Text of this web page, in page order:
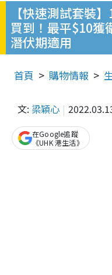
【快速測試套裝
買到！最平$10獲
潛伏期適用
首頁 購物情報
文: 梁穎心
在Google追蹤
《UHK 港生活》